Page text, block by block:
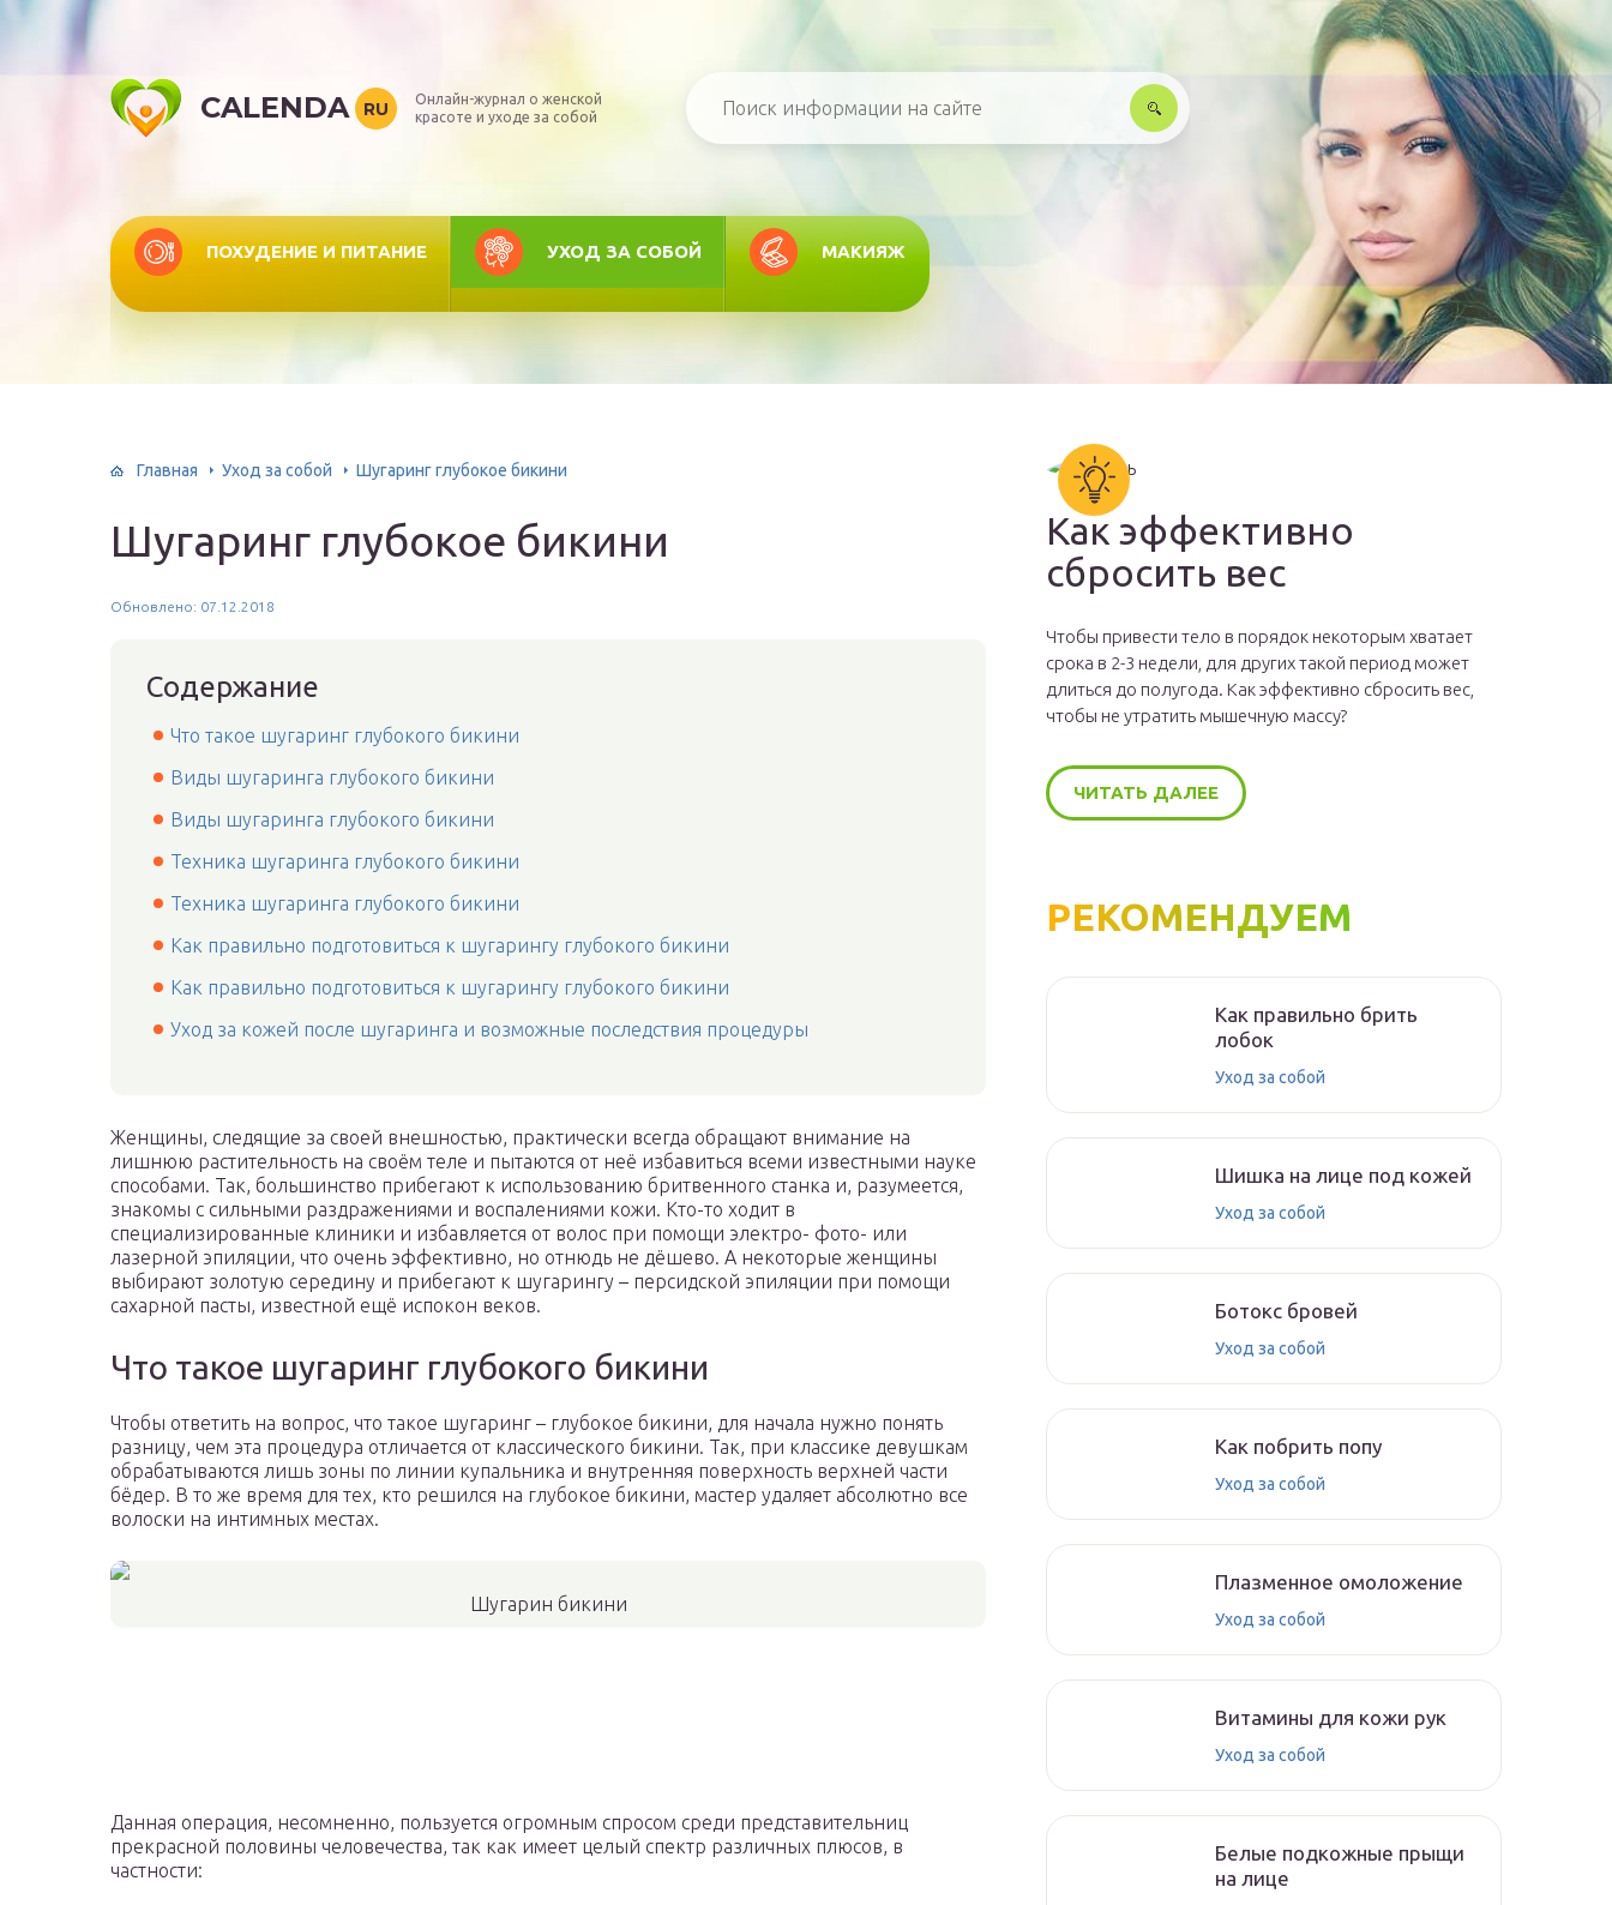
CALENDA RU
Онлайн-журнал о женской
красоте и уходе за собой
ПОХУДЕНИЕ И ПИТАНИЕ УХОД ЗА СОБОЙ МАКИЯЖ
Главная Уход за собой Шугаринг глубокое бикини
Шугаринг глубокое бикини
Обновлено: 07.12.2018
Содержание
Что такое шугаринг глубокого бикини
Виды шугаринга глубокого бикини
Виды шугаринга глубокого бикини
Техника шугаринга глубокого бикини
Техника шугаринга глубокого бикини
Как правильно подготовиться к шугарингу глубокого бикини
Как правильно подготовиться к шугарингу глубокого бикини
Уход за кожей после шугаринга и возможные последствия процедуры
Женщины, следящие за своей внешностью, практически всегда обращают внимание на
лишнюю растительность на своём теле и пытаются от неё избавиться всеми известными науке
способами. Так, большинство прибегают к использованию бритвенного станка и, разумеется,
знакомы с сильными раздражениями и воспалениями кожи. Кто-то ходит в
специализированные клиники и избавляется от волос при помощи электро- фото- или
лазерной эпиляции, что очень эффективно, но отнюдь не дёшево. А некоторые женщины
выбирают золотую середину и прибегают к шугарингу – персидской эпиляции при помощи
сахарной пасты, известной ещё испокон веков.
Что такое шугаринг глубокого бикини
Чтобы ответить на вопрос, что такое шугаринг – глубокое бикини, для начала нужно понять
разницу, чем эта процедура отличается от классического бикини. Так, при классике девушкам
обрабатываются лишь зоны по линии купальника и внутренняя поверхность верхней части
бёдер. В то же время для тех, кто решился на глубокое бикини, мастер удаляет абсолютно все
волоски на интимных местах.
Шугарин бикини
Данная операция, несомненно, пользуется огромным спросом среди представительниц
прекрасной половины человечества, так как имеет целый спектр различных плюсов, в
частности:
Как эффективно
сбросить вес
Чтобы привести тело в порядок некоторым хватает
срока в 2-3 недели, для других такой период может
длиться до полугода. Как эффективно сбросить вес,
чтобы не утратить мышечную массу?
ЧИТАТЬ ДАЛЕЕ
РЕКОМЕНДУЕМ
Как правильно брить
лобок
Уход за собой
Шишка на лице под кожей
Уход за собой
Ботокс бровей
Уход за собой
Как побрить попу
Уход за собой
Плазменное омоложение
Уход за собой
Витамины для кожи рук
Уход за собой
Белые подкожные прыщи
на лице